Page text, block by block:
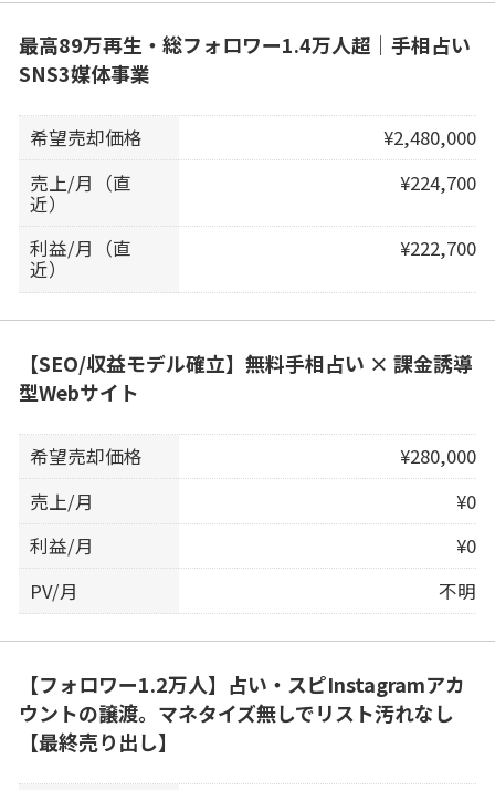
最高89万再生・総フォロワー1.4万人超｜手相占い
SNS3媒体事業
希望売却価格
¥2,480,000
売上/月（直
近）
¥224,700
利益/月（直
近）
¥222,700
【SEO/収益モデル確立】無料手相占い × 課金誘導
型Webサイト
希望売却価格
¥280,000
売上/月
¥0
利益/月
¥0
PV/月
不明
【フォロワー1.2万人】占い・スピInstagramアカ
ウントの譲渡。マネタイズ無しでリスト汚れなし
【最終売り出し】